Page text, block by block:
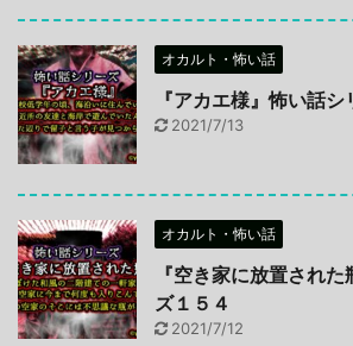
オカルト・怖い話
『アカエ様』怖い話シ
2021/7/13
オカルト・怖い話
『空き家に放置され
ズ１５４
2021/7/12